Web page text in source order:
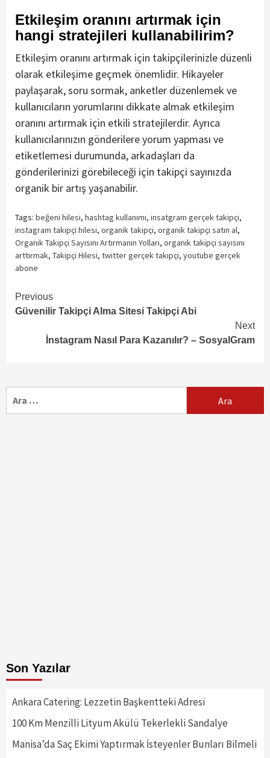
Etkileşim oranını artırmak için
hangi stratejileri kullanabilirim?
Etkileşim oranını artırmak için takipçilerinizle düzenli
olarak etkileşime geçmek önemlidir. Hikayeler
paylaşarak, soru sormak, anketler düzenlemek ve
kullanıcıların yorumlarını dikkate almak etkileşim
oranını artırmak için etkili stratejilerdir. Ayrıca
kullanıcılarınızın gönderilere yorum yapması ve
etiketlemesi durumunda, arkadaşları da
gönderilerinizi görebileceği için takipçi sayınızda
organik bir artış yaşanabilir.
Tags: beğeni hilesi, hashtag kullanımı, insatgram gerçek takipçi,
instagram takipçi hilesi, organik takipçi, organik takipçi satın al,
Organik Takipçi Sayısını Artırmanın Yolları, organik takipçi sayısını
arttırmak, Takipçi Hilesi, twitter gerçek takipçi, youtube gerçek
abone
Continue
Reading
Previous
Güvenilir Takipçi Alma Sitesi Takipçi Abi
Next
İnstagram Nasıl Para Kazanılır? – SosyalGram
Son Yazılar
Ankara Catering: Lezzetin Başkentteki Adresi
100 Km Menzilli Lityum Akülü Tekerlekli Sandalye
Manisa’da Saç Ekimi Yaptırmak İsteyenler Bunları Bilmeli